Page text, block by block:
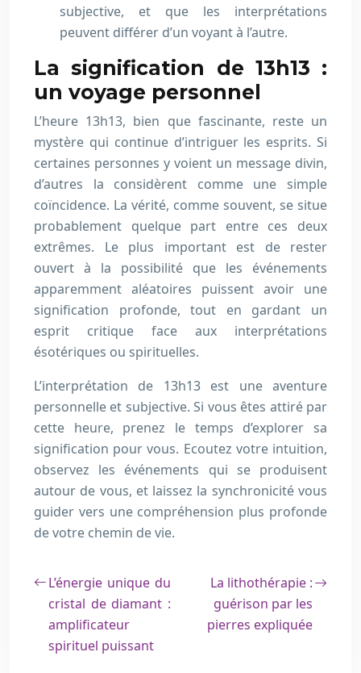
subjective, et que les interprétations
peuvent différer d’un voyant à l’autre.
La signification de 13h13 :
un voyage personnel
L’heure 13h13, bien que fascinante, reste un
mystère qui continue d’intriguer les esprits. Si
certaines personnes y voient un message divin,
d’autres la considèrent comme une simple
coïncidence. La vérité, comme souvent, se situe
probablement quelque part entre ces deux
extrêmes. Le plus important est de rester
ouvert à la possibilité que les événements
apparemment aléatoires puissent avoir une
signification profonde, tout en gardant un
esprit critique face aux interprétations
ésotériques ou spirituelles.
L’interprétation de 13h13 est une aventure
personnelle et subjective. Si vous êtes attiré par
cette heure, prenez le temps d’explorer sa
signification pour vous. Ecoutez votre intuition,
observez les événements qui se produisent
autour de vous, et laissez la synchronicité vous
guider vers une compréhension plus profonde
de votre chemin de vie.
L’énergie unique du
cristal de diamant :
amplificateur
spirituel puissant
La lithothérapie :
guérison par les
pierres expliquée